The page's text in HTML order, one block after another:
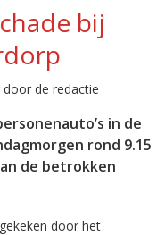
bij
de redactie
in de
rond 9.15
de betrokken
door het